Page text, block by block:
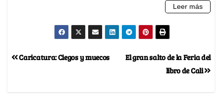
El gran salto de la Feria del
libro de Cali
Caricatura: Ciegos y muecos